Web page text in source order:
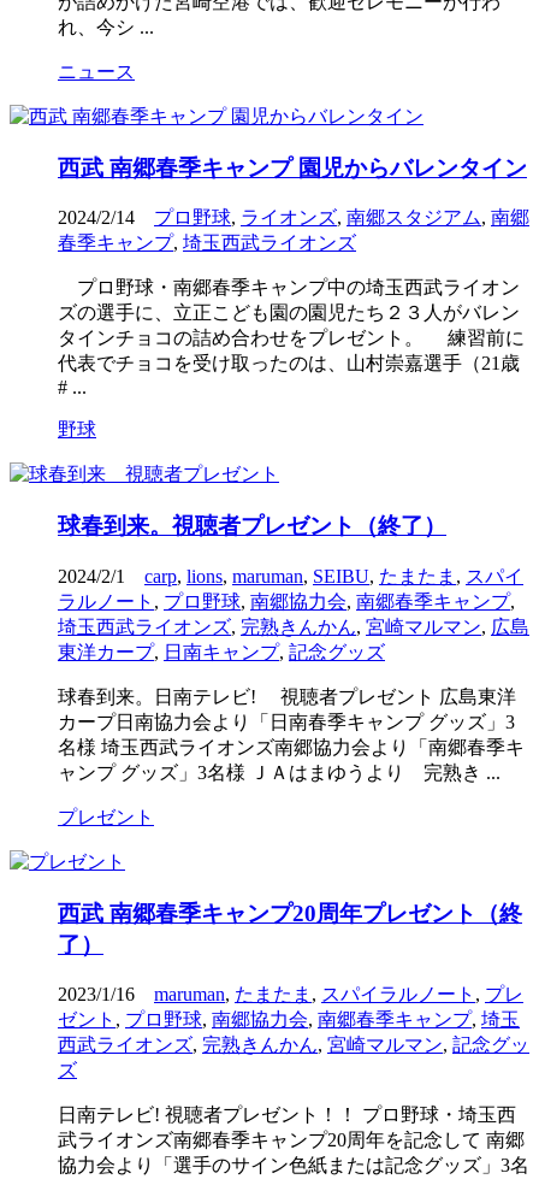
れ、今シ ...
ニュース
西武 南郷春季キャンプ 園児からバレンタイン
2024/2/14 プロ野球, ライオンズ, 南郷スタジアム, 南郷
春季キャンプ, 埼玉西武ライオンズ
プロ野球・南郷春季キャンプ中の埼玉西武ライオン
ズの選手に、立正こども園の園児たち２３人がバレン
タインチョコの詰め合わせをプレゼント。 練習前に
代表でチョコを受け取ったのは、山村崇嘉選手（21歳
# ...
野球
球春到来。視聴者プレゼント（終了）
2024/2/1 carp, lions, maruman, SEIBU, たまたま , スパイ
ラルノート , プロ野球, 南郷協力会, 南郷春季キャンプ,
埼玉西武ライオンズ, 完熟きんかん, 宮崎マルマン, 広島
東洋カープ, 日南キャンプ, 記念グッズ
球春到来。日南テレビ! 視聴者プレゼント 広島東洋
カープ日南協力会より「日南春季キャンプ グッズ」3
名様 埼玉西武ライオンズ南郷協力会より「南郷春季キ
ャンプ グッズ」3名様 ＪＡはまゆうより 完熟き ...
プレゼント
西武 南郷春季キャンプ20周年プレゼント（終
了）
2023/1/16 maruman, たまたま , スパイラルノート , プレ
ゼント , プロ野球, 南郷協力会, 南郷春季キャンプ, 埼玉
西武ライオンズ, 完熟きんかん, 宮崎マルマン, 記念グッ
ズ
日南テレビ! 視聴者プレゼント！！ プロ野球・埼玉西
武ライオンズ南郷春季キャンプ20周年を記念して 南郷
協力会より「選手のサイン色紙または記念グッズ」3名